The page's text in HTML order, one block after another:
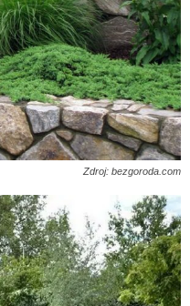
Zdroj: bezgoroda.com